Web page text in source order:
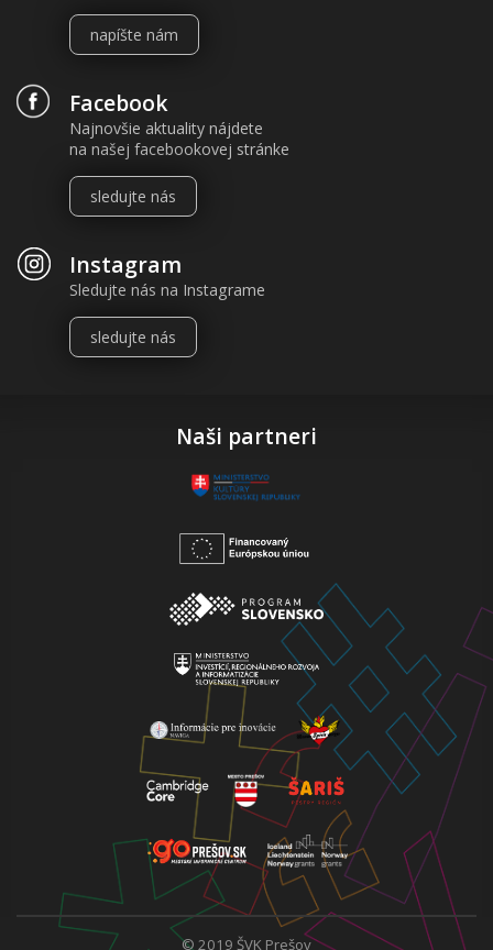
napíšte nám
Facebook
Najnovšie aktuality nájdete
na našej facebookovej stránke
sledujte nás
Instagram
Sledujte nás na Instagrame
sledujte nás
Naši partneri
© 2019 ŠVK Prešov